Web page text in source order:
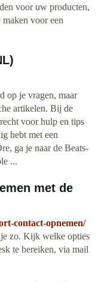
voor uw producten,
maken voor een
op je vragen, maar
artikelen. Bij de
voor hulp en tips
hebt met een
ga je naar de Beats-
...
met de
contact-opnemen/
zo. Kijk welke opties
te bereiken, via mail